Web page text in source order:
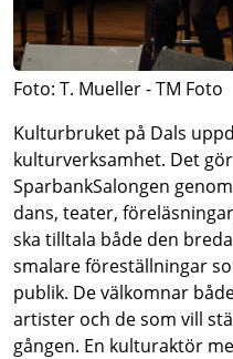
Foto: T. Mueller - TM Foto
Kulturbruket på Dals
kulturverksamhet. Det
SparbankSalongen
dans, teater,
ska tilltala både den
smalare föreställningar
publik. De välkomnar
artister och de som vill
gången. En kulturaktör